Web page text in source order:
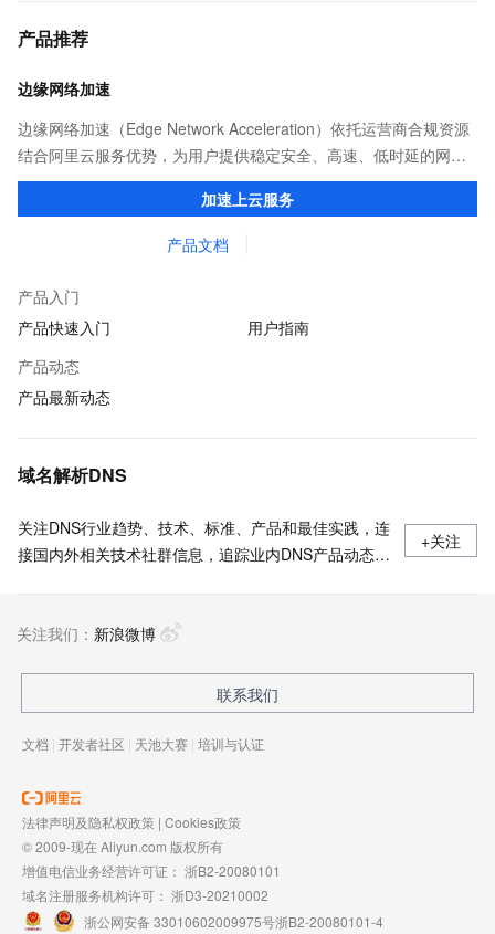
产品推荐
边缘网络加速
边缘网络加速（Edge Network Acceleration）依托运营商合规资源
结合阿里云服务优势，为用户提供稳定安全、高速、低时延的网络
传输，解决客户不同站点的连接、组网、数据安全传输、业务质量
加速上云服务
产品文档
产品入门
产品快速入门
用户指南
产品动态
产品最新动态
域名解析DNS
关注DNS行业趋势、技术、标准、产品和最佳实践，连
接国内外相关技术社群信息，追踪业内DNS产品动态，
+关注
关注我们： 新浪微博
联系我们
文档 | 开发者社区 | 天池大赛 | 培训与认证
法律声明及隐私权政策 | Cookies政策
© 2009-现在 Aliyun.com 版权所有
增值电信业务经营许可证： 浙B2-20080101
域名注册服务机构许可： 浙D3-20210002
浙公网安备 33010602009975号浙B2-20080101-4